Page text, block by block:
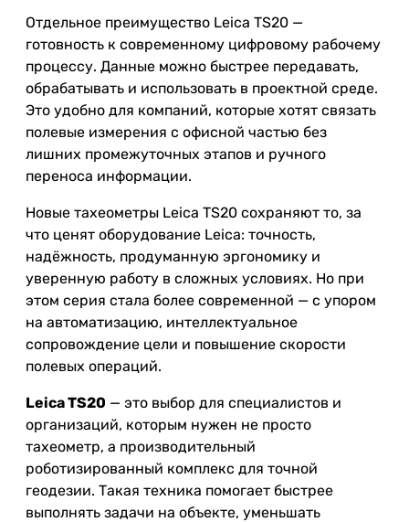
Отдельное преимущество Leica TS20 —
готовность к современному цифровому рабочему
процессу. Данные можно быстрее передавать,
обрабатывать и использовать в проектной среде.
Это удобно для компаний, которые хотят связать
полевые измерения с офисной частью без
лишних промежуточных этапов и ручного
переноса информации.
Новые тахеометры Leica TS20 сохраняют то, за
что ценят оборудование Leica: точность,
надёжность, продуманную эргономику и
уверенную работу в сложных условиях. Но при
этом серия стала более современной — с упором
на автоматизацию, интеллектуальное
сопровождение цели и повышение скорости
полевых операций.
Leica TS20 — это выбор для специалистов и
организаций, которым нужен не просто
тахеометр, а производительный
роботизированный комплекс для точной
геодезии. Такая техника помогает быстрее
выполнять задачи на объекте, уменьшать